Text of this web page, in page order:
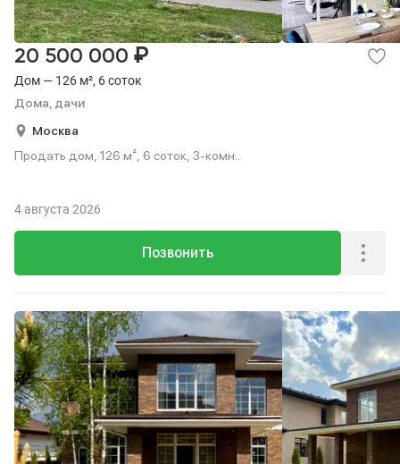
Дом — 126 м², 6 соток
Дома, дачи
20 500 000 ₽
Москва
Продать дом, 126 м², 6 соток, 3-комн..
Позвонить
4 августа 2026